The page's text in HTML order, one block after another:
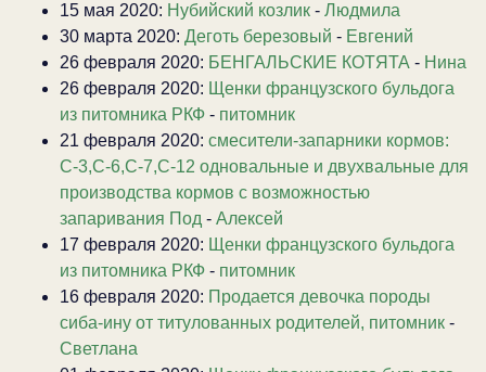
15 мая 2020: Нубийский козлик - Людмила
30 марта 2020: Деготь березовый - Евгений
26 февраля 2020: БЕНГАЛЬСКИЕ КОТЯТА - Нина
26 февраля 2020: Щенки французского бульдога
из питомника РКФ - питомник
21 февраля 2020: смесители-запарники кормов:
С-3,С-6,С-7,С-12 одновальные и двухвальные для
производства кормов с возможностью
запаривания Под - Алексей
17 февраля 2020: Щенки французского бульдога
из питомника РКФ - питомник
16 февраля 2020: Продается девочка породы
сиба-ину от титулованных родителей, питомник -
Светлана